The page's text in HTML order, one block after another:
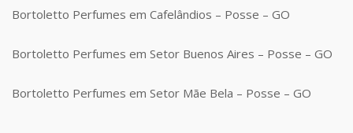
Bortoletto Perfumes em Cafelândios – Posse – GO
Bortoletto Perfumes em Setor Buenos Aires – Posse – GO
Bortoletto Perfumes em Setor Mãe Bela – Posse – GO